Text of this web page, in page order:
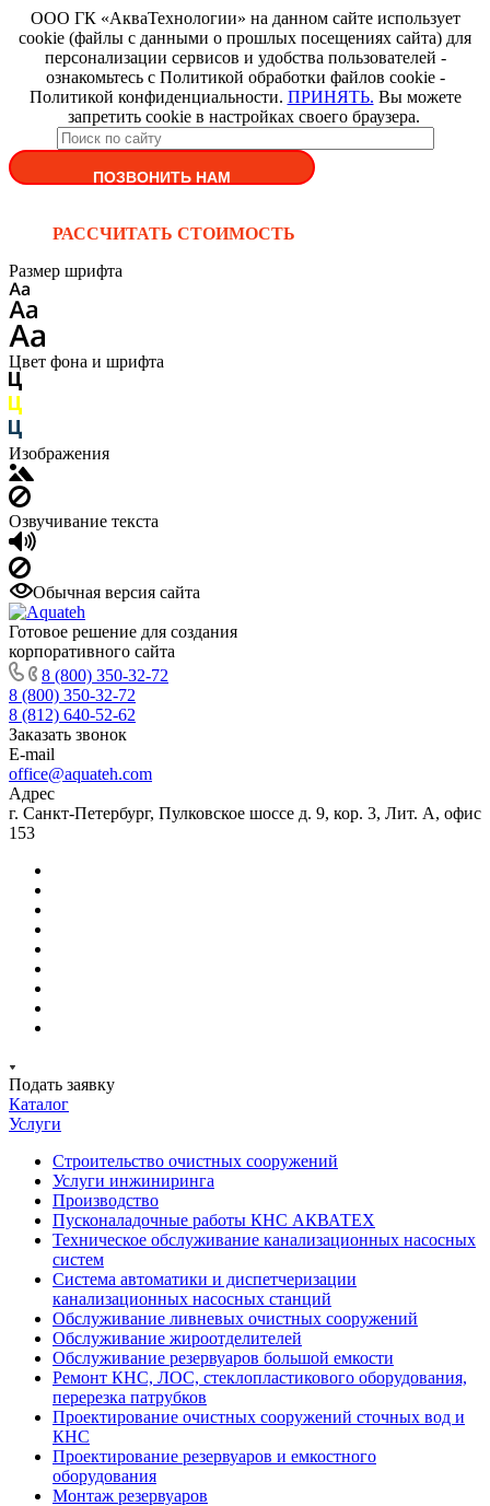
ООО ГК «АкваТехнологии» на данном сайте использует
cookie (файлы с данными о прошлых посещениях сайта) для
персонализации сервисов и удобства пользователей -
ознакомьтесь с Политикой обработки файлов cookie -
Политикой конфиденциальности. ПРИНЯТЬ. Вы можете
запретить cookie в настройках своего браузера.
ПОЗВОНИТЬ НАМ
РАССЧИТАТЬ СТОИМОСТЬ
Размер шрифта
Цвет фона и шрифта
Изображения
Озвучивание текста
Обычная версия сайта
Готовое решение для создания
корпоративного сайта
8 (800) 350-32-72
8 (800) 350-32-72
8 (812) 640-52-62
Заказать звонок
E-mail
office@aquateh.com
Адрес
г. Санкт-Петербург, Пулковское шоссе д. 9, кор. 3, Лит. А, офис
153
Подать заявку
Каталог
Услуги
Строительство очистных сооружений
Услуги инжиниринга
Производство
Пусконаладочные работы КНС АКВАТЕХ
Техническое обслуживание канализационных насосных
систем
Система автоматики и диспетчеризации
канализационных насосных станций
Обслуживание ливневых очистных сооружений
Обслуживание жироотделителей
Обслуживание резервуаров большой емкости
Ремонт КНС, ЛОС, стеклопластикового оборудования,
перерезка патрубков
Проектирование очистных сооружений сточных вод и
КНС
Проектирование резервуаров и емкостного
оборудования
Монтаж резервуаров